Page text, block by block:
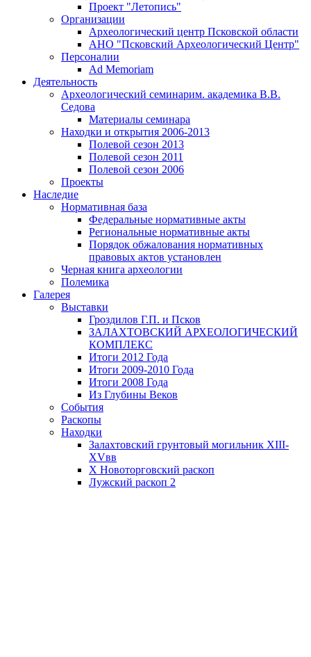
Проект "Летопись"
Организации
Археологический центр Псковской области
АНО "Псковский Археологический Центр"
Персоналии
Ad Memoriam
Деятельность
Археологический семинарим. академика В.В.
Седова
Материалы семинара
Находки и открытия 2006-2013
Полевой сезон 2013
Полевой сезон 2011
Полевой сезон 2006
Проекты
Наследие
Нормативная база
Федеральные нормативные акты
Региональные нормативные акты
Порядок обжалования нормативных
правовых актов установлен
Черная книга археологии
Полемика
Галерея
Выставки
Гроздилов Г.П. и Псков
ЗАЛАХТОВСКИЙ АРХЕОЛОГИЧЕСКИЙ
КОМПЛЕКС
Итоги 2012 Года
Итоги 2009-2010 Года
Итоги 2008 Года
Из Глубины Веков
События
Раскопы
Находки
Залахтовский грунтовый могильник XIII-
XVвв
X Новоторговский раскоп
Лужский раскоп 2